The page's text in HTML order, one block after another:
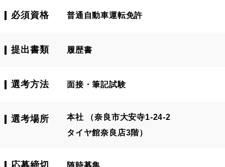
必須資格 普通自動車運転免許
提出書類 履歴書
選考方法 面接・筆記試験
選考場所
本社 （奈良市大安寺1-24-2
タイヤ館奈良店3階）
随時募集